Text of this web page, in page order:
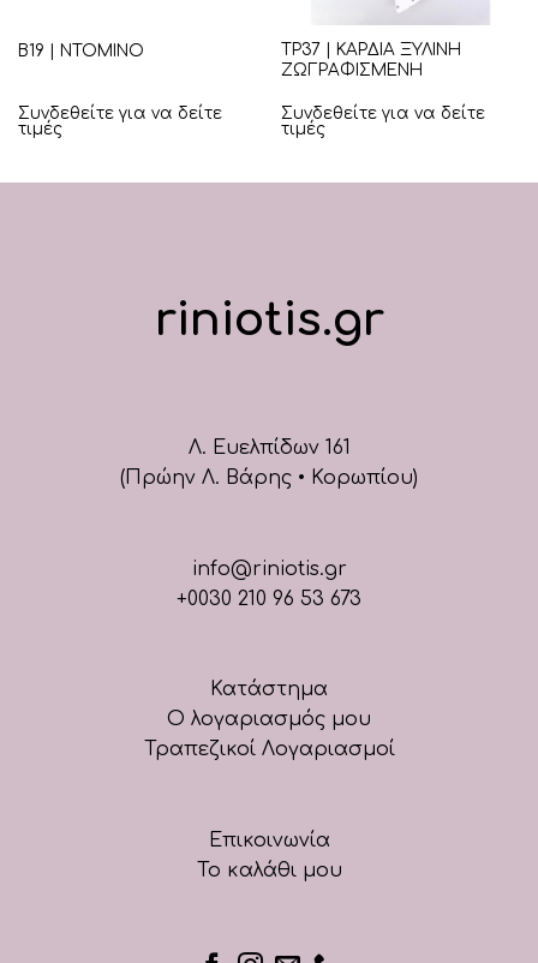
Β19 | ΝΤΟΜΙΝΟ
Συνδεθείτε για να δείτε
τιμές
ΤΡ37 | ΚΑΡΔΙΑ ΞΥΛΙΝΗ
ΖΩΓΡΑΦΙΣΜΕΝΗ
Συνδεθείτε για να δείτε
τιμές
riniotis.gr
Λ. Ευελπίδων 161
(Πρώην Λ. Βάρης • Κορωπίου)
info@riniotis.gr
+0030 210 96 53 673
Κατάστημα
Ο λογαριασμός μου
Τραπεζικοί Λογαριασμοί
Επικοινωνία
Το καλάθι μου